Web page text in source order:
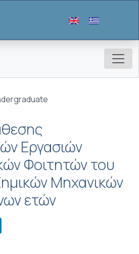
Εργασιών
Φοιτητών του
Μηχανικών
ετών